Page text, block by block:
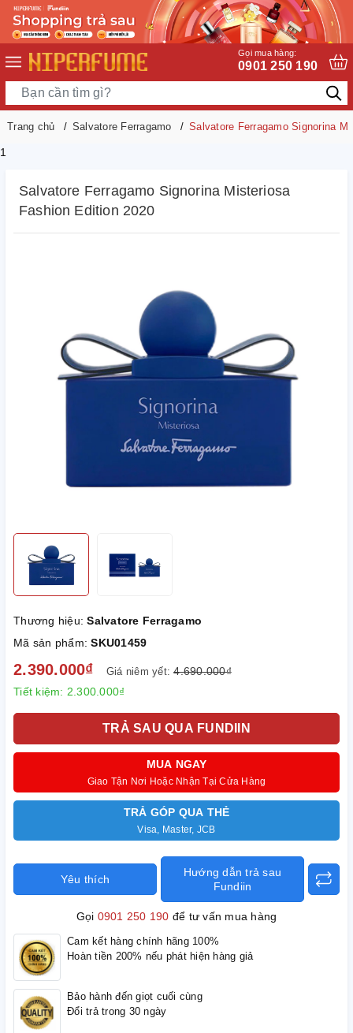
Gọi mua hàng:
0901 250 190
Trang chủ Salvatore Ferragamo Salvatore Ferragamo Signorina
1
Salvatore Ferragamo Signorina Misteriosa
Fashion Edition 2020
Thương hiệu:Salvatore Ferragamo
Mã sản phẩm:SKU01459
2.390.000₫ Giá niêm yết:4.690.000₫
Tiết kiệm: 2.300.000₫
TRẢ SAU QUA FUNDIIN
MUA NGAY
Giao Tận Nơi Hoặc Nhận Tại Cửa Hàng
TRẢ GÓP QUA THẺ
Visa, Master, JCB
Yêu thích
Hướng dẫn trả sau
Fundiin
Gọi 0901 250 190 để tư vấn mua hàng
Cam kết hàng chính hãng 100%
Hoàn tiền 200% nếu phát hiện hàng giả
Bảo hành đến giọt cuối cùng
Đổi trả trong 30 ngày